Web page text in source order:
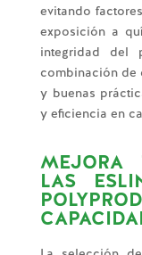
evitando
exposición a
integridad del
combinación de
y buenas
y eficiencia en
MEJORA
LAS